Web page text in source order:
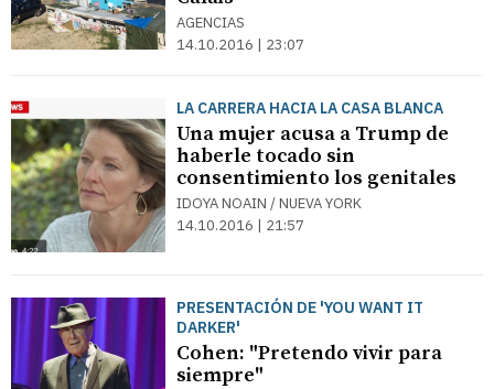
AGENCIAS
14.10.2016 | 23:07
LA CARRERA HACIA LA CASA BLANCA
Una mujer acusa a Trump de
haberle tocado sin
consentimiento los genitales
IDOYA NOAIN / NUEVA YORK
14.10.2016 | 21:57
PRESENTACIÓN DE 'YOU WANT IT
DARKER'
Cohen: "Pretendo vivir para
siempre"